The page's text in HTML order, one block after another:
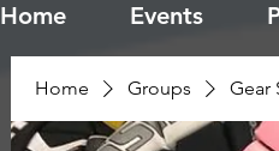
Home Events
Home Groups Gear